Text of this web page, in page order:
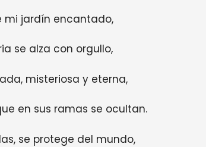
mi jardín encantado,
se alza con orgullo,
misteriosa y eterna,
en sus ramas se ocultan.
se protege del mundo,